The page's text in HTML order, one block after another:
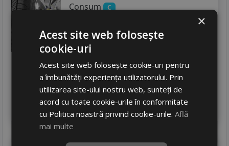
Consum
C
Zgomot B 73 dB
472RON
599 RON Discount21%
In stoc - 10 buc
livrare 2/3 zile
4 Adauga in cos
×
Acest site web folosește
cookie-uri
Acest site web folosește cookie-uri pentru
a îmbunătăți experiența utilizatorului. Prin
utilizarea site-ului nostru web, sunteți de
acord cu toate cookie-urile în conformitate
cu Politica noastră privind cookie-urile.Află
mai multe